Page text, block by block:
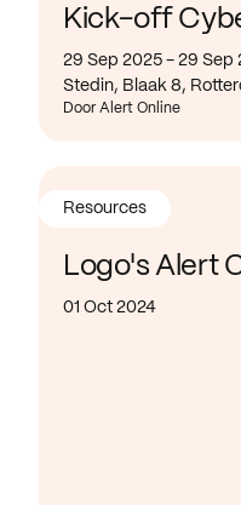
Kick-off
29 Sep 2025 - 29 Sep
Stedin, Blaak 8,
Door Alert Online
Logo's Alert
01 Oct 2024
Resources